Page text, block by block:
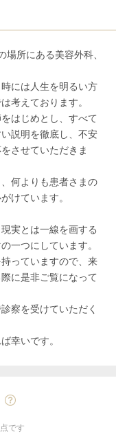
所にある美容外科、
には人生を明るい方
考えております。
はじめとし、すべて
説明を徹底し、不安
させていただきま
何よりも患者さまの
けています。
実とは一線を画する
一つにしています。
っていますので、来
に是非ご覧になって
察を受けていただく
幸いです。
です